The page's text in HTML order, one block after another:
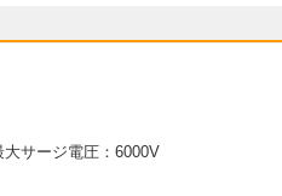
サージ電圧：6000V